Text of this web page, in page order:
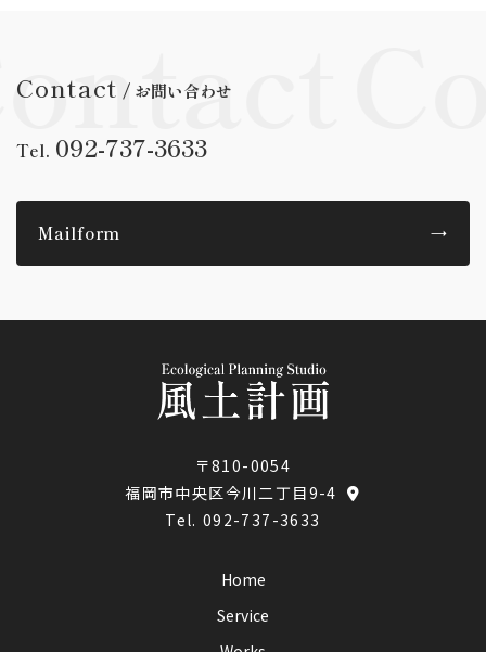
Contact / お問い合わせ
Tel. 092-737-3633
Mailform →
〒810-0054
福岡市中央区今川二丁目9-4
Tel. 092-737-3633
Home
Service